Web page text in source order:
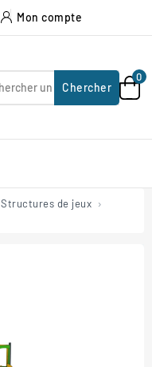
Mon compte
Chercher
0
Structures de jeux